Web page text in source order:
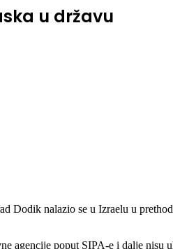
u državu
Dodik nalazio se u Izraelu u
poput SIPA-e i dalje nisu